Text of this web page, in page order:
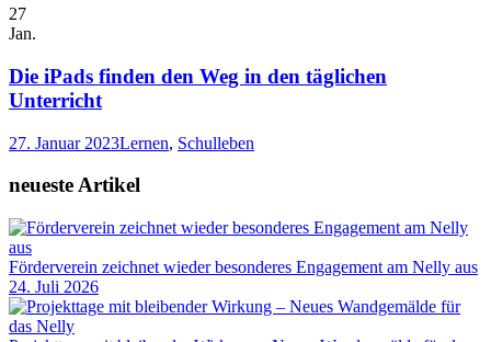
27
Jan.
Die iPads finden den Weg in den täglichen
Unterricht
27. Januar 2023Lernen, Schulleben
neueste Artikel
Förderverein zeichnet wieder besonderes Engagement am Nelly aus
24. Juli 2026